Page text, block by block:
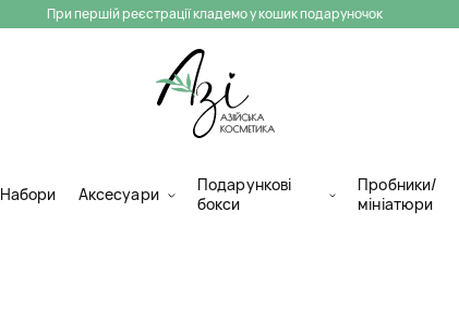
При першій реєстрації кладемо у кошик подаруночок
Набори Аксесуари
Подарункові
бокси
Пробники/
мініатюри